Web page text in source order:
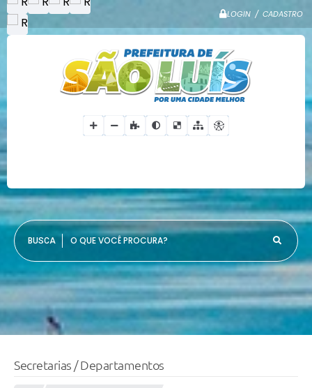
LOGIN / CADASTRO
O QUE VOCÊ PROCURA?
Secretarias / Departamentos